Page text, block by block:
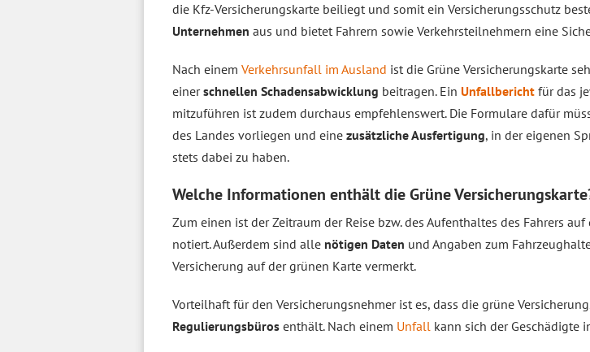
die Kfz-Versicherungskarte beiliegt und somit ein Versicherungsschutz
Unternehmen aus und bietet Fahrern sowie Verkehrsteilnehmern eine
Nach einem Verkehrsunfall im Ausland ist die Grüne Versicherungskarte
einerschnellen Schadensabwicklung beitragen. Ein Unfallbericht für das
mitzuführen ist zudem durchaus empfehlenswert. Die Formulare dafür
des Landes vorliegen und eine zusätzliche Ausfertigung, in der eigenen
stets dabei zu haben.
Welche Informationen enthält die Grüne
Zum einen ist der Zeitraum der Reise bzw. des Aufenthaltes des Fahrers
notiert. Außerdem sind alle nötigen Daten und Angaben zum
Versicherung auf der grünen Karte vermerkt.
Vorteilhaft für den Versicherungsnehmer ist es, dass die grüne
Regulierungsbüros enthält. Nach einem Unfall kann sich der Geschädigte